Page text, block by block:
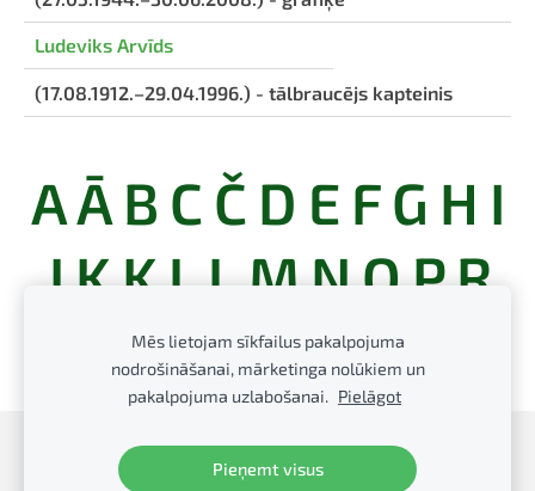
Ludeviks Arvīds
(17.08.1912.–29.04.1996.) - tālbraucējs kapteinis
AĀ B C Č D E F G H I
JKĶLĻMNOPR
SŠT UVZŽ
Mēs lietojam sīkfailus pakalpojuma
nodrošināšanai, mārketinga nolūkiem un
pakalpojuma uzlabošanai. Pielāgot
Pieņemt visus